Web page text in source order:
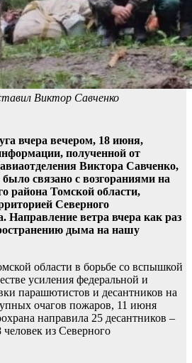
Виктор Савченко
вчера вечером, 18 июня,
полученной от
Виктора Савченко,
связано с возгораниями на
района Томской области,
Северного
Направление ветра вчера как раз
дыма на нашу
области в борьбе со вспышкой
усиления федеральной и
парашютистов и десантников на
очагов пожаров, 11 июня
направила 25 десантников –
из Северного